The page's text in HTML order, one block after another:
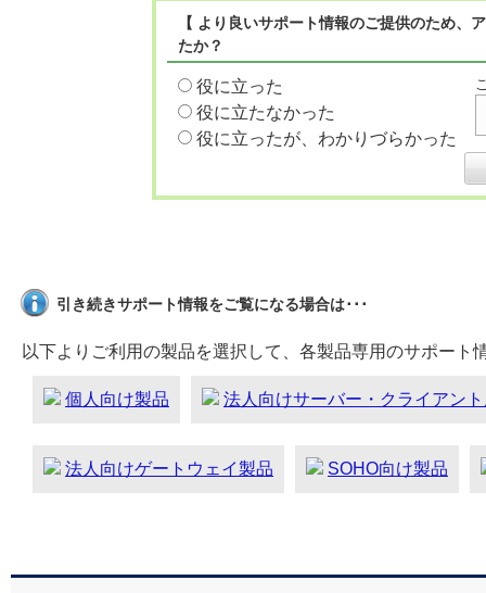
【 より良いサポート情報のご提供のため
たか？
役に立った
役に立たなかった
役に立ったが、わかりづらかった
引き続きサポート情報をご覧になる場合は･･･
以下よりご利用の製品を選択して、各製品専用のサポート
個人向け製品 法人向けサーバー・クライアン
法人向けゲートウェイ製品 SOHO向け製品